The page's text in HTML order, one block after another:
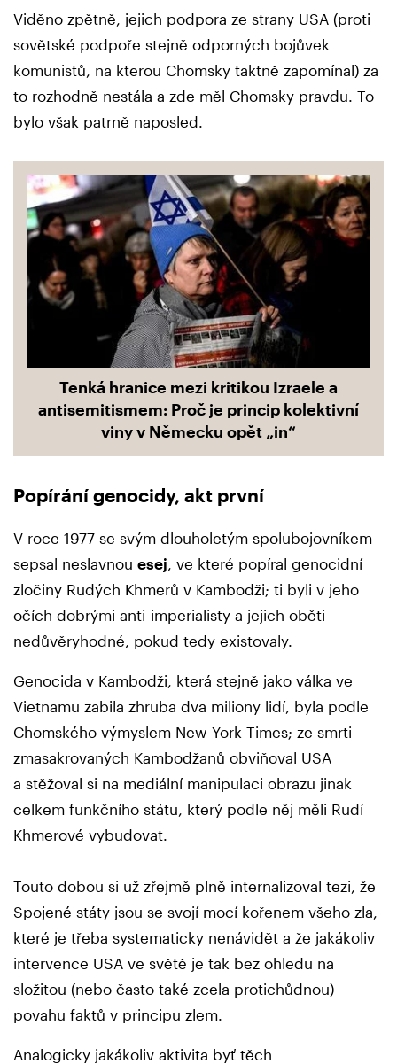
Viděno zpětně, jejich podpora ze strany USA (proti
sovětské podpoře stejně odporných bojůvek
komunistů, na kterou Chomsky taktně zapomínal) za
to rozhodně nestála a zde měl Chomsky pravdu. To
bylo však patrně naposled.
Tenká hranice mezi kritikou Izraele a
antisemitismem: Proč je princip kolektivní
viny v Německu opět „in“
Popírání genocidy, akt první
V roce 1977 se svým dlouholetým spolubojovníkem
sepsal neslavnou esej , ve které popíral genocidní
zločiny Rudých Khmerů v Kambodži; ti byli v jeho
očích dobrými anti-imperialisty a jejich oběti
nedůvěryhodné, pokud tedy existovaly.
Genocida v Kambodži, která stejně jako válka ve
Vietnamu zabila zhruba dva miliony lidí, byla podle
Chomského výmyslem New York Times; ze smrti
zmasakrovaných Kambodžanů obviňoval USA
a stěžoval si na mediální manipulaci obrazu jinak
celkem funkčního státu, který podle něj měli Rudí
Khmerové vybudovat.
Touto dobou si už zřejmě plně internalizoval tezi, že
Spojené státy jsou se svojí mocí kořenem všeho zla,
které je třeba systematicky nenávidět a že jakákoliv
intervence USA ve světě je tak bez ohledu na
složitou (nebo často také zcela protichůdnou)
povahu faktů v principu zlem.
Analogicky jakákoliv aktivita byť těch